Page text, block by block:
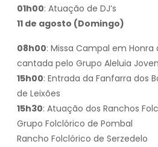
01h00: Atuação de DJ’s
11 de agosto (Domingo)
08h00: Missa Campal em Honra
cantada pelo Grupo Aleluia
15h00: Entrada da Fanfarra dos
de Leixões
15h30: Atuação dos Ranchos
Grupo Folclórico de Pombal
Rancho Folclórico de Serzedelo